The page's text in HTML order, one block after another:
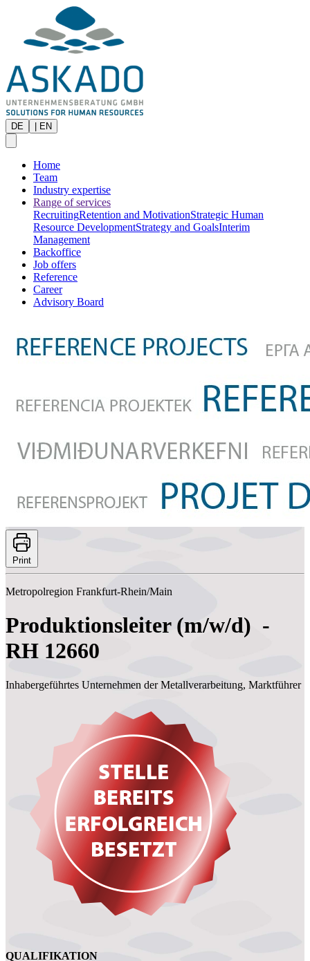
DE EN
Home
Team
Industry expertise
Range of services
RecruitingRetention and MotivationStrategic Human
Resource DevelopmentStrategy and GoalsInterim
Management
Backoffice
Job offers
Reference
Career
Advisory Board
Print
Metropolregion Frankfurt-Rhein/Main
Produktionsleiter (m/w/d) -
RH 12660
Inhabergeführtes Unternehmen der Metallverarbeitung, Marktführer
QUALIFIKATION